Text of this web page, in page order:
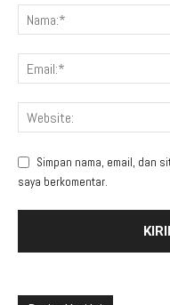
Simpan nama, email, dan
saya berkomentar.